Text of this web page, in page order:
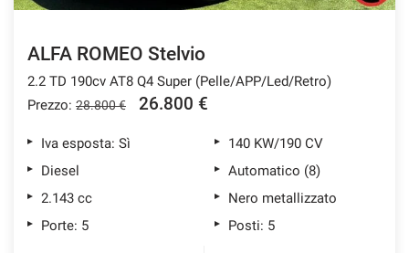
ALFA ROMEO Stelvio
2.2 TD 190cv AT8 Q4 Super (Pelle/APP/Led/Retro)
Prezzo: 28.800 € 26.800 €
Iva esposta: Sì
140 KW/190 CV
Diesel
Automatico (8)
2.143 cc
Nero metallizzato
Porte: 5
Posti: 5